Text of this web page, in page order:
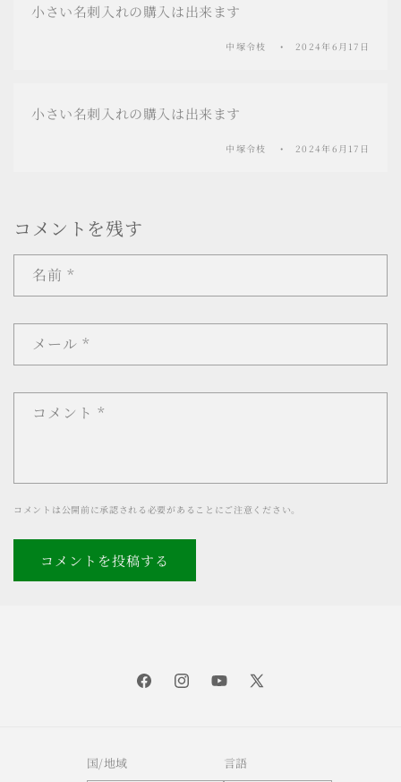
小さい名刺入れの購入は出来ます
中塚令枝 2024年6月17日
小さい名刺入れの購入は出来ます
中塚令枝 2024年6月17日
コメントを残す
名前 *
メール *
コメント *
コメントは公開前に承認される必要があることにご注意ください。
FacebookInstagramYouTube
X
国/地域 言語